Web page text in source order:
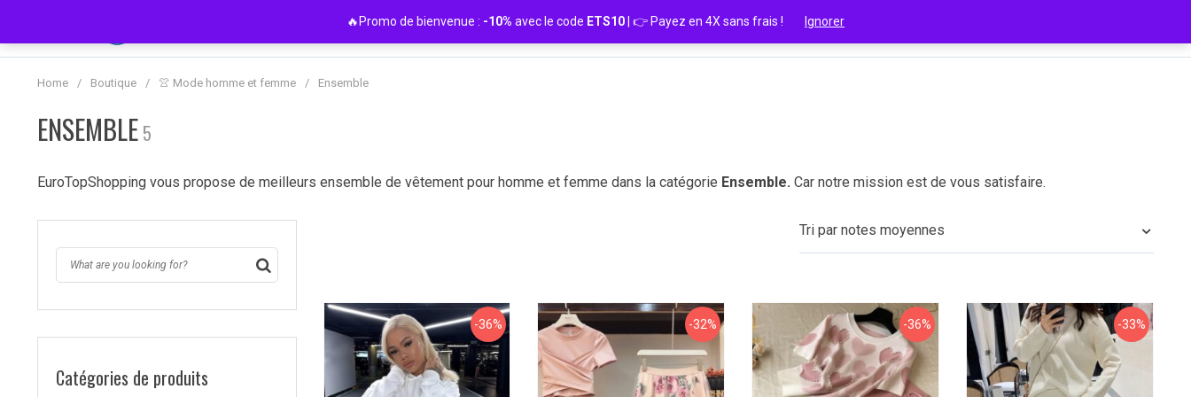
contenu
Home / Boutique / 👚 Mode homme et femme / Ensemble
ENSEMBLE 5
EuroTopShopping vous propose de meilleurs ensemble de vêtement pour homme et femme dans la catégorie Ensemble. Car notre mission est de vous satisfaire.
Catégories de produits
Tri par notes moyennes
-36% -32% -36% -33%
🔥Promo de bienvenue : -10% avec le code ETS10 | 👉 Payez en 4X sans frais ! Ignorer